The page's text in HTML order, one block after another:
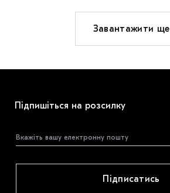
Завантажити ще
Підпишіться на розсилку
Підписатись